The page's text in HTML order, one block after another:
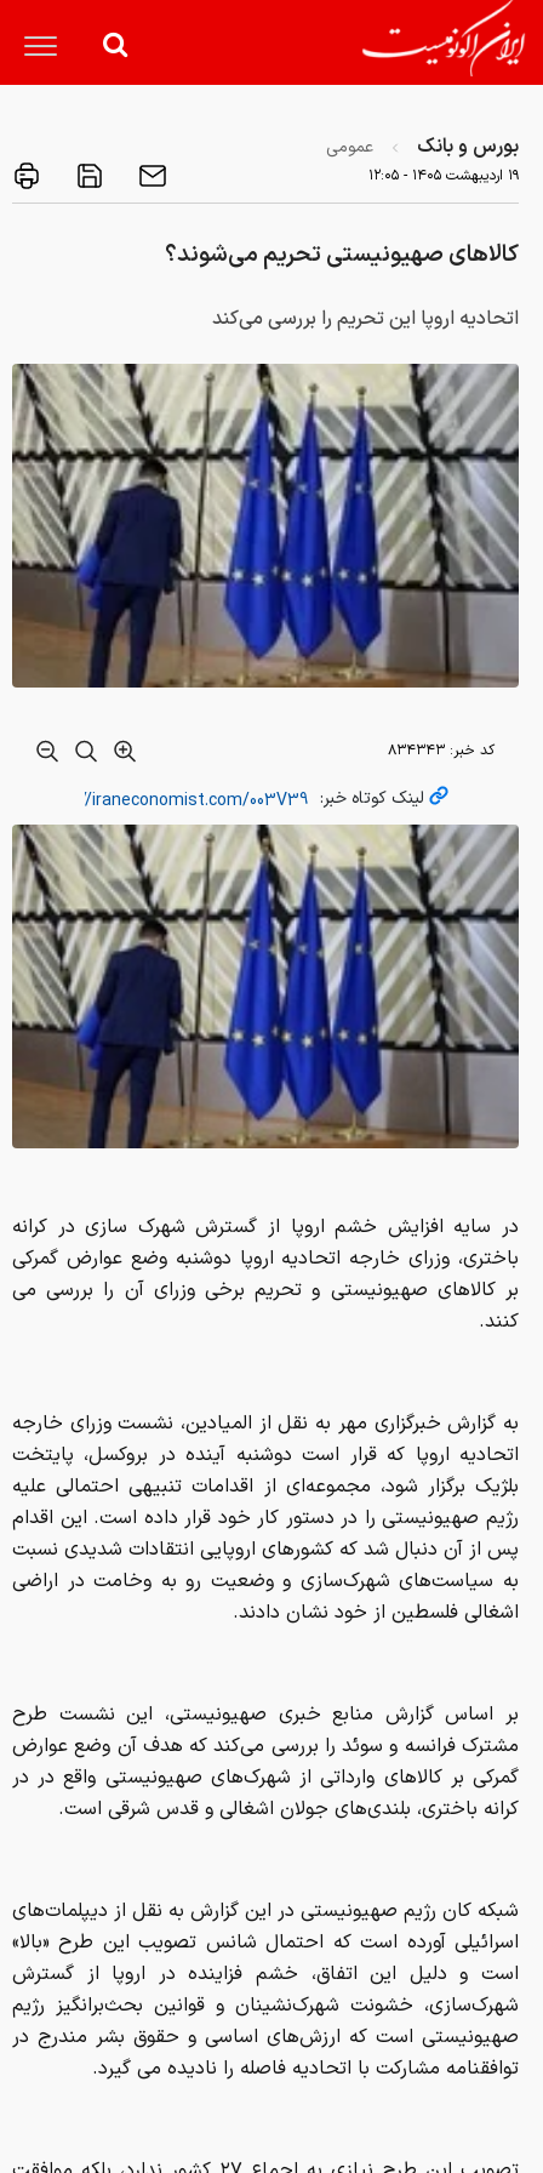
بورس و بانک عمومی
۱۹ ارديبهشت ۱۴۰۵ - ۱۲:۰۵
کالاهای صهیونیستی تحریم می‌شوند؟
اتحادیه اروپا این تحریم را بررسی می‌کند
کد خبر: ۸۳۴۳۴۳
لینک کوتاه خبر:
در سایه افزایش خشم اروپا از گسترش شهرک سازی در کرانه
باختری، وزرای خارجه اتحادیه اروپا دوشنبه وضع عوارض گمرکی
بر کالاهای صهیونیستی و تحریم برخی وزرای آن را بررسی می
کنند.
به گزارش خبرگزاری مهر به نقل از المیادین، نشست وزرای خارجه
اتحادیه اروپا که قرار است دوشنبه آینده در بروکسل، پایتخت
بلژیک برگزار شود، مجموعه‌ای از اقدامات تنبیهی احتمالی علیه
رژیم صهیونیستی را در دستور کار خود قرار داده است. این اقدام
پس از آن دنبال شد که کشورهای اروپایی انتقادات شدیدی نسبت
به سیاست‌های شهرک‌سازی و وضعیت رو به وخامت در اراضی
اشغالی فلسطین از خود نشان دادند.
بر اساس گزارش منابع خبری صهیونیستی، این نشست طرح
مشترک فرانسه و سوئد را بررسی می‌کند که هدف آن وضع عوارض
گمرکی بر کالاهای وارداتی از شهرک‌های صهیونیستی واقع در در
کرانه باختری، بلندی‌های جولان اشغالی و قدس شرقی است.
شبکه کان رژیم صهیونیستی در این گزارش به نقل از دیپلمات‌های
اسرائیلی آورده است که احتمال شانس تصویب این طرح «بالا»
است و دلیل این اتفاق، خشم فزاینده در اروپا از گسترش
شهرک‌سازی، خشونت شهرک‌نشینان و قوانین بحث‌برانگیز رژیم
صهیونیستی است که ارزش‌های اساسی و حقوق بشر مندرج در
توافقنامه مشارکت با اتحادیه فاصله را نادیده می گیرد.